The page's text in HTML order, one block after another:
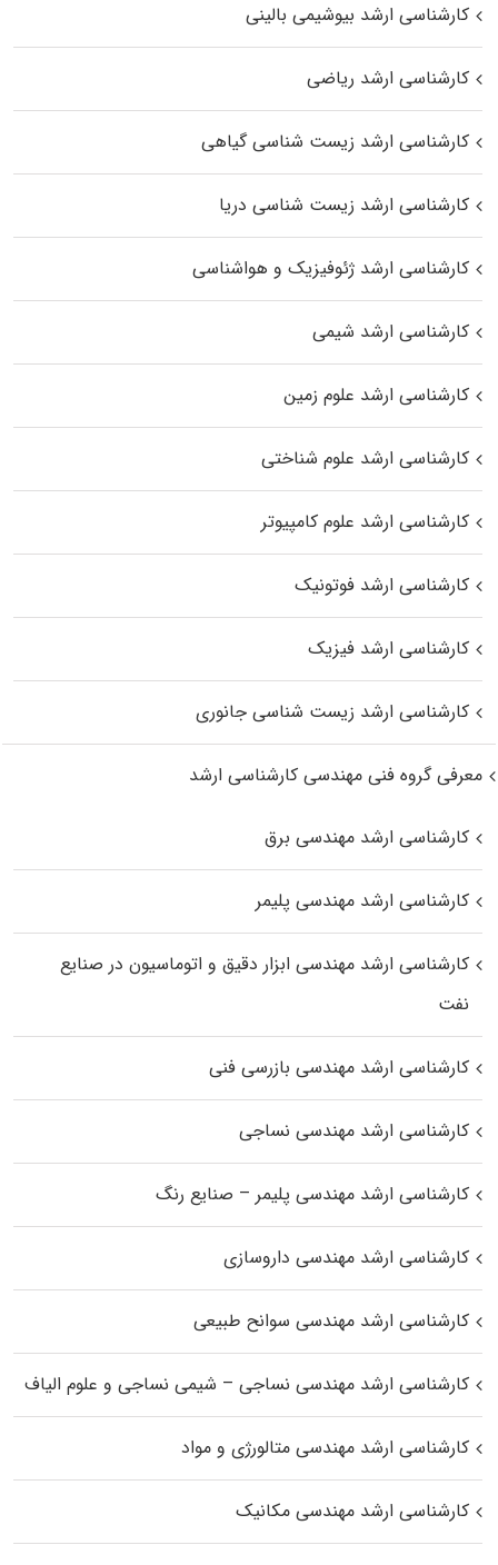
کارشناسی ارشد بیوشیمی بالینی
کارشناسی ارشد ریاضی
کارشناسی ارشد زیست‌ شناسی گیاهی
کارشناسی ارشد زیست‌ شناسی دریا
کارشناسی ارشد ژئوفیزیک و هواشناسی
کارشناسی ارشد شیمی
کارشناسی ارشد علوم زمین
کارشناسی ارشد علوم شناختی
کارشناسی ارشد علوم کامپیوتر
کارشناسی ارشد فوتونیک
کارشناسی ارشد فیزیک
کارشناسی ارشد زیست‌ شناسی جانوری
معرفی گروه فنی مهندسی کارشناسی ارشد
کارشناسی ارشد مهندسی برق
کارشناسی ارشد مهندسی پلیمر
کارشناسی ارشد مهندسی ابزار دقیق و اتوماسیون در صنایع
نفت
کارشناسی ارشد مهندسی بازرسی فنی
کارشناسی ارشد مهندسی نساجی
کارشناسی ارشد مهندسی پلیمر – صنایع رنگ
کارشناسی ارشد مهندسی داروسازی
کارشناسی ارشد مهندسی سوانح طبیعی
کارشناسی ارشد مهندسی نساجی – شیمی نساجی و علوم الیاف
کارشناسی ارشد مهندسی متالورژی و مواد
کارشناسی ارشد مهندسی مکانیک